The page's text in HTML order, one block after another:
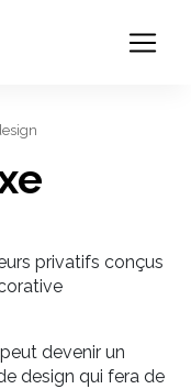
privatifs conçus
devenir un
design qui fera de